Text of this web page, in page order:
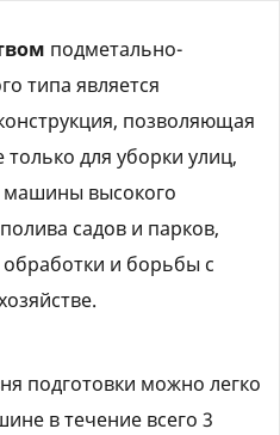
подметально-
типа является
позволяющая
для уборки улиц,
машины высокого
садов и парков,
и борьбы с
подготовки можно легко
в течение всего 3